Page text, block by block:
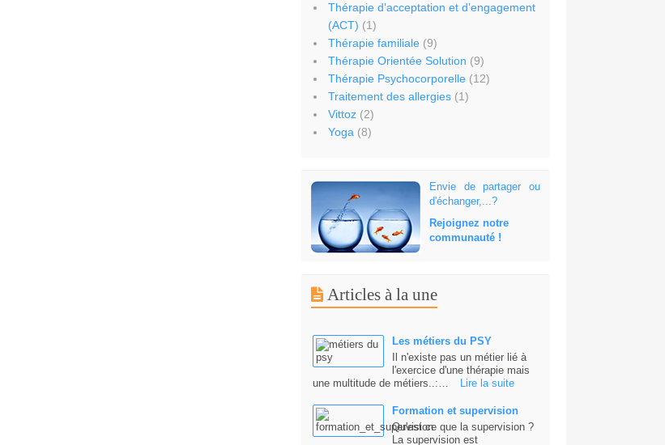
Thérapie d’acceptation et d’engagement
(ACT) (1)
Thérapie familiale (9)
Thérapie Orientée Solution (9)
Thérapie Psychocorporelle (12)
Traitement des allergies (1)
Vittoz (2)
Yoga (8)
Envie de partager ou
d'échanger,...?
Rejoignez notre
communauté !
Articles à la une
Les métiers du PSY
Il n'existe pas un métier lié à
l'exercice d'une thérapie mais
une multitude de métiers..:…
Lire la suite
Formation et supervision
Qu'est ce que la supervision ?
La supervision est